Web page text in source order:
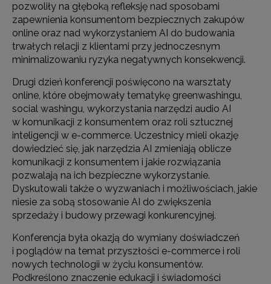
pozwoliły na głęboką refleksję nad sposobami
zapewnienia konsumentom bezpiecznych zakupów
online oraz nad wykorzystaniem AI do budowania
trwałych relacji z klientami przy jednoczesnym
minimalizowaniu ryzyka negatywnych konsekwencji.
Drugi dzień konferencji poświęcono na warsztaty
online, które obejmowały tematykę greenwashingu,
social washingu, wykorzystania narzędzi audio AI
w komunikacji z konsumentem oraz roli sztucznej
inteligencji w e-commerce. Uczestnicy mieli okazję
dowiedzieć się, jak narzędzia AI zmieniają oblicze
komunikacji z konsumentem i jakie rozwiązania
pozwalają na ich bezpieczne wykorzystanie.
Dyskutowali także o wyzwaniach i możliwościach, jakie
niesie za sobą stosowanie AI do zwiększenia
sprzedaży i budowy przewagi konkurencyjnej.
Konferencja była okazją do wymiany doświadczeń
i poglądów na temat przyszłości e-commerce i roli
nowych technologii w życiu konsumentów.
Podkreślono znaczenie edukacji i świadomości